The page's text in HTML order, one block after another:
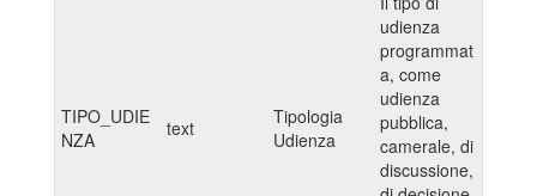
TIPO_UDIE
NZA
text
Tipologia
Udienza
udienza
programmat
a, come
udienza
pubblica,
camerale, di
discussione,